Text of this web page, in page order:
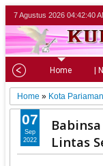
7 Agustus 2026 04:42:41
Home |
Home » Kota Pariaman
Lintas
07
Sep
2022